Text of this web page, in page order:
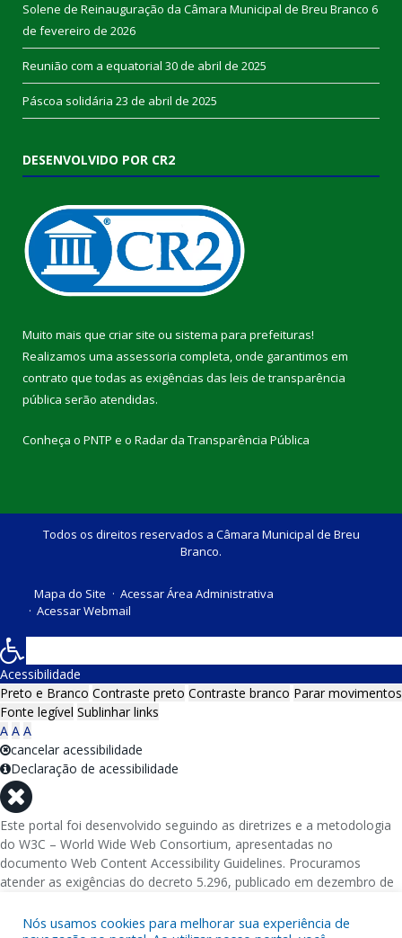
Solene de Reinauguração da Câmara Municipal de Breu Branco 6
de fevereiro de 2026
Reunião com a equatorial 30 de abril de 2025
Páscoa solidária 23 de abril de 2025
DESENVOLVIDO POR CR2
Muito mais que criar site ou sistema para prefeituras!
Realizamos uma assessoria completa, onde garantimos em
contrato que todas as exigências das leis de transparência
pública serão atendidas.
Conheça o PNTP e o Radar da Transparência Pública
Todos os direitos reservados a Câmara Municipal de Breu
Branco.
Mapa do Site
Acessar Área Administrativa
Acessar Webmail
Nós usamos cookies para melhorar sua experiência de
Acessibilidade
Preto e Branco Contraste preto Contraste branco Parar movimentos
Fonte legível Sublinhar links
A A A
cancelar acessibilidade
Declaração de acessibilidade
Este portal foi desenvolvido seguindo as diretrizes e a metodologia
do W3C – World Wide Web Consortium, apresentadas no
documento Web Content Accessibility Guidelines. Procuramos
atender as exigências do decreto 5.296, publicado em dezembro de
eletrônicos da administração pública na rede mundial de